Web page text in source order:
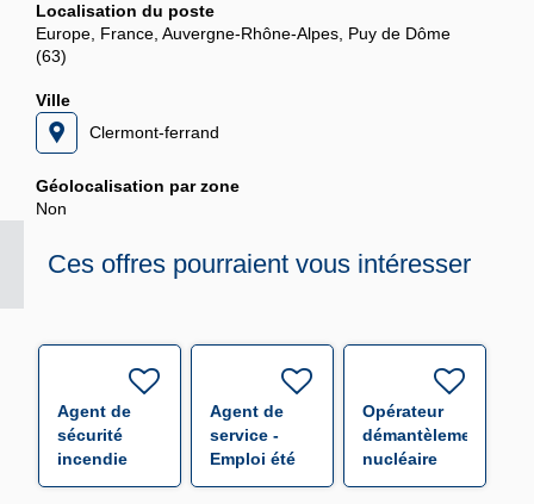
Localisation du poste
Europe, France, Auvergne-Rhône-Alpes, Puy de Dôme
(63)
Ville
Clermont-ferrand
Géolocalisation par zone
Non
Ces offres pourraient vous intéresser
Agent de
sécurité
incendie
SSIAP1 F/H
Agent de
service -
Emploi été
F/H
Opérateur
démantèlement
nucléaire
expérimenté